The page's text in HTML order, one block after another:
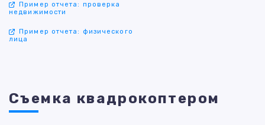
Пример отчета: проверка
недвижимости
Пример отчета: физического
лица
Съемка квадрокоптером